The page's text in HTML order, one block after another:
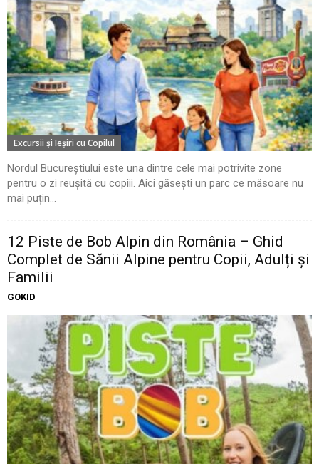
Excursii şi Ieşiri cu Copilul
Nordul Bucureștiului este una dintre cele mai potrivite zone
pentru o zi reușită cu copiii. Aici găsești un parc ce măsoare nu
mai puțin...
12 Piste de Bob Alpin din România – Ghid
Complet de Sănii Alpine pentru Copii, Adulți și
Familii
GOKID